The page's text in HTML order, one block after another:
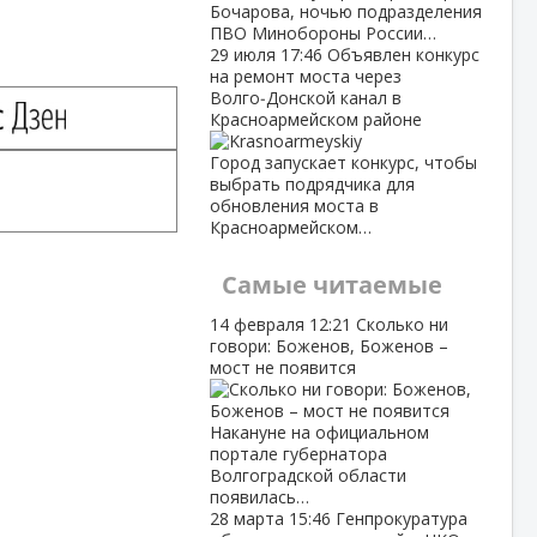
Бочарова, ночью подразделения
ПВО Минобороны России…
29 июля 17:46 Объявлен конкурс
на ремонт моста через
Волго‑Донской канал в
Красноармейском районе
Город запускает конкурс, чтобы
выбрать подрядчика для
обновления моста в
Красноармейском…
Самые читаемые
14 февраля 12:21 Сколько ни
говори: Боженов, Боженов –
мост не появится
Накануне на официальном
портале губернатора
Волгоградской области
появилась…
28 марта 15:46 Генпрокуратура